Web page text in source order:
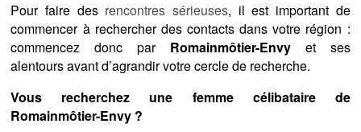
Pour faire des rencontres sérieuses, il est important de
commencer à rechercher des contacts dans votre région :
commencez donc par Romainmôtier-Envyet ses
alentours avant d’agrandir votre cercle de recherche.
Vous recherchez une femme célibataire de
Romainmôtier-Envy ?